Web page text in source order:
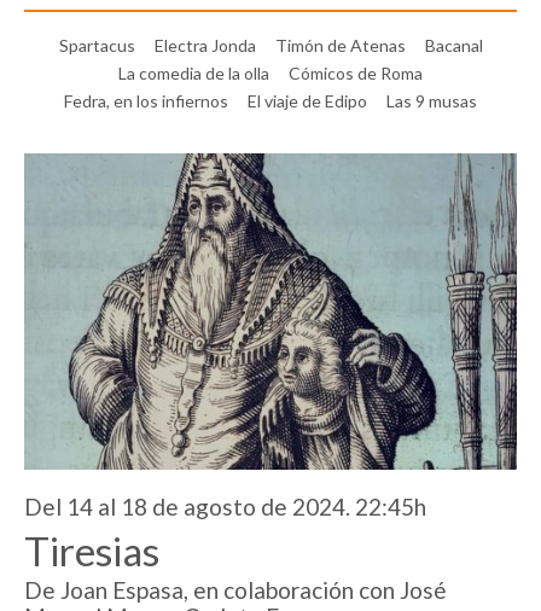
Spartacus Electra Jonda Timón de Atenas
Bacanal
La comedia de la olla
Cómicos de Roma
Fedra, en los infiernos
El viaje de Edipo Las 9 musas
Del 14 al 18 de agosto de 2024. 22:45h
Tiresias
De Joan Espasa, en colaboración con José